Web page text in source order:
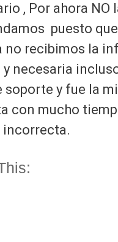
, Por ahora NO
puesto
no recibimos la
necesaria
soporte y fue la
con mucho
incorrecta.